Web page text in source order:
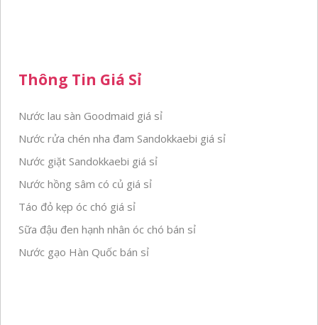
Thông Tin Giá Sỉ
Nước lau sàn Goodmaid giá sỉ
Nước rửa chén nha đam Sandokkaebi giá sỉ
Nước giặt Sandokkaebi giá sỉ
Nước hồng sâm có củ giá sỉ
Táo đỏ kẹp óc chó giá sỉ
Sữa đậu đen hạnh nhân óc chó bán sỉ
Nước gạo Hàn Quốc bán sỉ